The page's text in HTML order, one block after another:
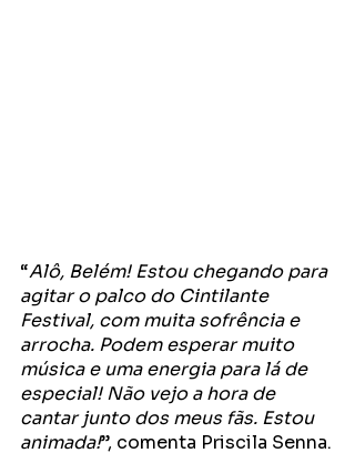
“Alô, Belém! Estou chegando para
agitar o palco do Cintilante
Festival, com muita sofrência e
arrocha. Podem esperar muito
música e uma energia para lá de
especial! Não vejo a hora de
cantar junto dos meus fãs. Estou
animada!”, comenta Priscila Senna.